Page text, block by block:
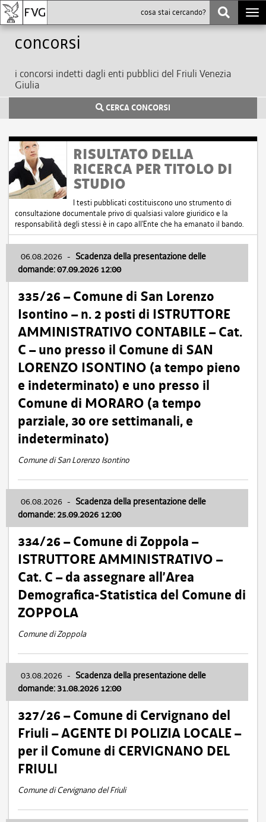
Concorsi
i concorsi indetti dagli enti pubblici del Friuli Venezia
Giulia
CERCA CONCORSI
RISULTATO DELLA
RICERCA PER TITOLO DI
STUDIO
I testi pubblicati costituiscono uno strumento di
consultazione documentale privo di qualsiasi valore giuridico e la
responsabilità degli stessi è in capo all'Ente che ha emanato il bando.
06.08.2026 - Scadenza della presentazione delle
domande: 07.09.2026 12:00
335/26 – Comune di San Lorenzo
Isontino – n. 2 posti di ISTRUTTORE
AMMINISTRATIVO CONTABILE – Cat.
C – uno presso il Comune di SAN
LORENZO ISONTINO (a tempo pieno
e indeterminato) e uno presso il
Comune di MORARO (a tempo
parziale, 30 ore settimanali, e
indeterminato)
Comune di San Lorenzo Isontino
06.08.2026 - Scadenza della presentazione delle
domande: 25.09.2026 12:00
334/26 – Comune di Zoppola –
ISTRUTTORE AMMINISTRATIVO –
Cat. C – da assegnare all’Area
Demografica-Statistica del Comune di
ZOPPOLA
Comune di Zoppola
03.08.2026 - Scadenza della presentazione delle
domande: 31.08.2026 12:00
327/26 – Comune di Cervignano del
Friuli – AGENTE DI POLIZIA LOCALE –
per il Comune di CERVIGNANO DEL
FRIULI
Comune di Cervignano del Friuli